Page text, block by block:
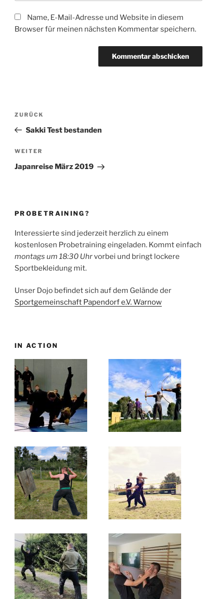
Name, E-Mail-Adresse und Website in diesem
Browser für meinen nächsten Kommentar speichern.
Beitragsnavigation
Vorheriger
Beitrag
ZURÜCK
Sakki Test bestanden
Nächster
Beitrag
WEITER
Japanreise März 2019
PROBETRAINING?
Interessierte sind jederzeit herzlich zu einem
kostenlosen Probetraining eingeladen. Kommt einfach
montags um 18:30 Uhrvorbei und bringt lockere
Sportbekleidung mit.
Unser Dojo befindet sich auf dem Gelände der
Sportgemeinschaft Papendorf e.V. Warnow
IN ACTION